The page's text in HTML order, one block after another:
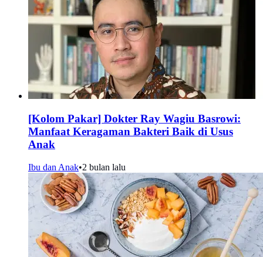
[Kolom Pakar] Dokter Ray Wagiu Basrowi:
Manfaat Keragaman Bakteri Baik di Usus
Anak
Ibu dan Anak•2 bulan lalu